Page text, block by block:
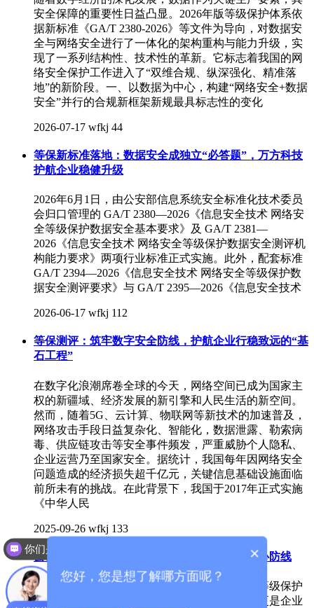
安全保障的重要性日益凸显。2026年版等级保护体系依
据新标准《GA/T 2380-2026》等文件为导向，对数据安
全与网络安全进行了一体化的架构重构与能力升级，实
现了一系列结构性、技术性的革新。它标志着我国的网
络安全保护工作进入了“双维合规、纵深强化、精准落
地”的新阶段。一、以数据为中心，构建“网络安全+数据
安全”并行的合规新框架新规最具标志性的变化
2026-07-17 wfkj 44
等保新标准落地：数据安全成独立“必答题”，万方科技
护航企业稳健升级
2026年6月1日，由公安部信息系统安全标准化技术委员
会归口管理的 GA/T 2380—2026《信息安全技术 网络安
全等级保护数据安全基本要求》及 GA/T 2381—
2026《信息安全技术 网络安全等级保护数据安全测评机
构能力要求》两项行业标准正式实施。此外，配套标准
GA/T 2394—2026《信息安全技术 网络安全等级保护数
据安全测评要求》与 GA/T 2395—2026《信息安全技术
2026-06-17 wfkj 112
等保测评：筑牢数字安全防线，护航企业行稳致远的“基
石工程”
在数字化浪潮席卷全球的今天，网络空间已成为国家主
权的新疆域、经济发展的新引擎和人民生活的新空间。
然而，随着5G、云计算、物联网等新技术的加速普及，
网络攻击手段日益复杂化、智能化，数据泄露、勒索病
毒、供应链攻击等安全事件频发，严重威胁个人隐私、
企业运营乃至国家安全。据统计，我国每年因网络安全
问题造成的经济损失超千亿元，关键信息基础设施面临
前所未有的挑战。在此背景下，我国于2017年正式实施
《中华人民
2025-09-26 wfkj 133
云计算时代下的等级保护：企业数据安全的核心防线
云计算时代，数据安全已成为企业的生命线。等级保护
不仅是国家网络安全的基本制度和强制要求，更是企业
你们是怎么收费的呢？ ×
您好，您是想了解哪方面呢？